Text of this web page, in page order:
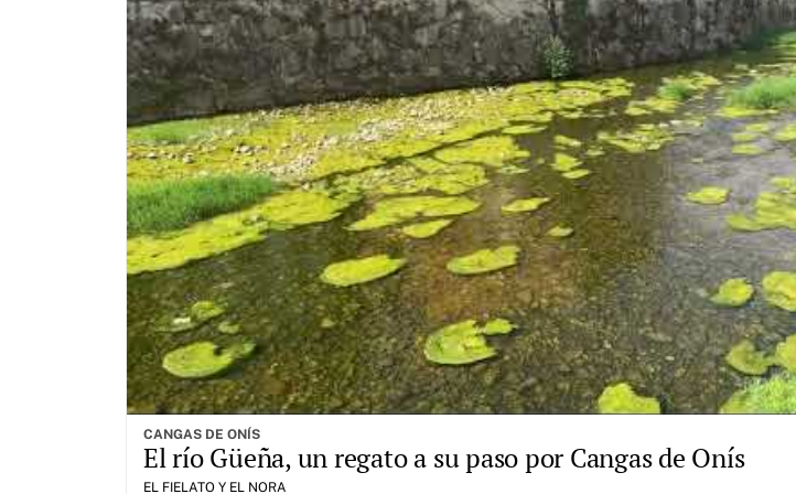
CANGAS DE ONÍS
El río Güeña, un regato a su paso por Cangas de Onís
EL FIELATO Y EL NORA